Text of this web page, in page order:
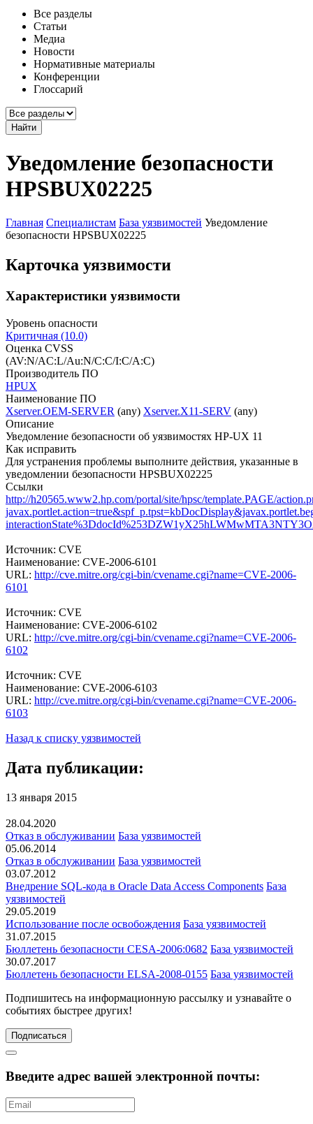
Все разделы
Статьи
Медиа
Новости
Нормативные материалы
Конференции
Глоссарий
Найти
Уведомление безопасности
HPSBUX02225
Главная Специалистам База уязвимостей Уведомление
безопасности HPSBUX02225
Карточка уязвимости
Характеристики уязвимости
Уровень опасности
Критичная (10.0)
Оценка CVSS
(AV:N/AC:L/Au:N/C:C/I:C/A:C)
Производитель ПО
HPUX
Наименование ПО
Xserver.OEM-SERVER (any) Xserver.X11-SERV (any)
Описание
Уведомление безопасности об уязвимостях HP-UX 11
Как исправить
Для устранения проблемы выполните действия, указанные в
уведомлении безопасности HPSBUX02225
Ссылки
http://h20565.www2.hp.com/portal/site/hpsc/template.PAGE/
Источник: CVE
Наименование: CVE-2006-6101
URL: http://cve.mitre.org/cgi-bin/cvename.cgi?name=CVE-2006-
6101
Источник: CVE
Наименование: CVE-2006-6102
URL: http://cve.mitre.org/cgi-bin/cvename.cgi?name=CVE-2006-
6102
Источник: CVE
Наименование: CVE-2006-6103
URL: http://cve.mitre.org/cgi-bin/cvename.cgi?name=CVE-2006-
6103
Назад к списку уязвимостей
Дата публикации:
13 января 2015
28.04.2020
Отказ в обслуживании База уязвимостей
05.06.2014
Отказ в обслуживании База уязвимостей
03.07.2012
Внедрение SQL-кода в Oracle Data Access Components База
уязвимостей
29.05.2019
Использование после освобождения База уязвимостей
31.07.2015
Бюллетень безопасности CESA-2006:0682 База уязвимостей
30.07.2017
Бюллетень безопасности ELSA-2008-0155 База уязвимостей
Подпишитесь на информационную рассылку и узнавайте о
событиях быстрее других!
Подписаться
Введите адрес вашей электронной почты: